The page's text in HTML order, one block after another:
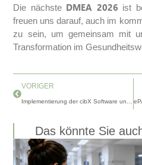
Die nächste DMEA 2026 ist
freuen uns darauf, auch im
zu sein, um gemeinsam mit
Transformation im
Zurück
VORIGER
Das könnte Sie